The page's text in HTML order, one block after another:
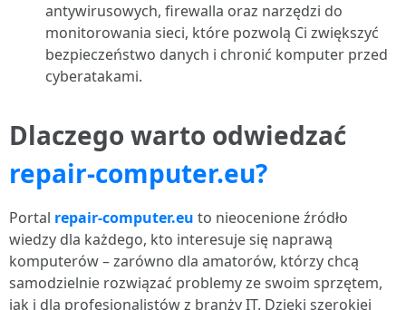
antywirusowych, firewalla oraz narzędzi do
monitorowania sieci, które pozwolą Ci zwiększyć
bezpieczeństwo danych i chronić komputer przed
cyberatakami.
Dlaczego warto odwiedzać
repair-computer.eu?
Portal repair-computer.eu to nieocenione źródło
wiedzy dla każdego, kto interesuje się naprawą
komputerów – zarówno dla amatorów, którzy chcą
samodzielnie rozwiązać problemy ze swoim sprzętem,
jak i dla profesjonalistów z branży IT. Dzięki szerokiej